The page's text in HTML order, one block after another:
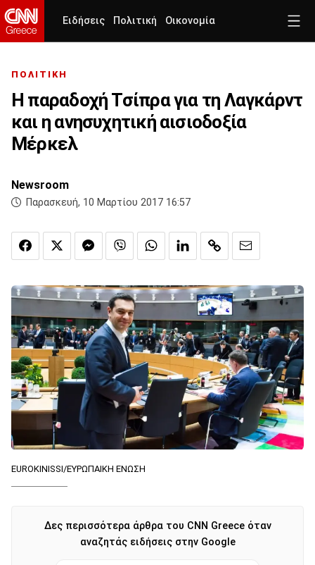
Ειδήσεις Πολιτική Οικονομία
ΠΟΛΙΤΙΚΗ
Η παραδοχή Τσίπρα για τη Λαγκάρντ
και η ανησυχητική αισιοδοξία
Μέρκελ
Newsroom
Παρασκευή, 10 Μαρτίου 2017 16:57
EUROKINISSI/ΕΥΡΩΠΑΙΚΗ ΕΝΩΣΗ
Δες περισσότερα άρθρα του CNN Greece όταν
αναζητάς ειδήσεις στην Google